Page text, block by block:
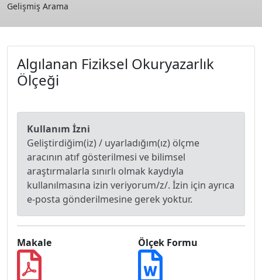
Gelişmiş Arama
Algılanan Fiziksel Okuryazarlık
Ölçeği
Kullanım İzni
Geliştirdiğim(iz) / uyarladığım(ız) ölçme
aracının atıf gösterilmesi ve bilimsel
araştırmalarla sınırlı olmak kaydıyla
kullanılmasına izin veriyorum/z/. İzin için ayrıca
e-posta gönderilmesine gerek yoktur.
Makale Ölçek Formu